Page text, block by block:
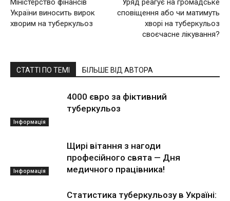
Міністерство фінансів
України виносить вирок
хворим на туберкульоз
Уряд реагує на громадське
сповіщення або чи матимуть
хворі на туберкульоз
своєчасне лікування?
СТАТТІ ПО ТЕМІ БІЛЬШЕ ВІД АВТОРА
Інформація
4000 євро за фіктивний
туберкульоз
Інформація
Щирі вітання з нагоди
професійного свята — Дня
медичного працівника!
Статистика туберкульозу в Україні: